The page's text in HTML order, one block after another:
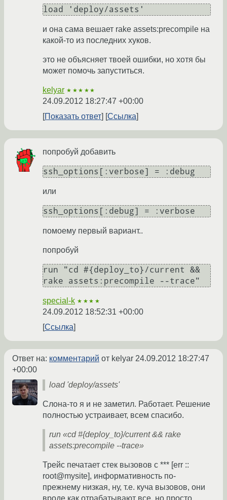
и она сама вешает rake assets:precompile на
какой-то из последних хуков.
это не объясняет твоей ошибки, но хотя бы
может помочь запуститься.
kelyar ★★★★★
24.09.2012 18:27:47 +00:00
Показать ответ
Ссылка
попробуй добавить
ssh_options[:verbose] = :debug
или
ssh_options[:debug] = :verbose
помоему первый вариант..
попробуй
run "cd #{deploy_to}/current &&
rake assets:precompile --trace"
special-k ★★★★
24.09.2012 18:52:31 +00:00
Ссылка
Ответ на: комментарий от kelyar 24.09.2012 18:27:47
+00:00
load 'deploy/assets'
Слона-то я и не заметил. Работает. Решение
полностью устраивает, всем спасибо.
run «cd #{deploy_to}/current && rake
assets:precompile --trace»
Трейс печатает стек вызовов с *** [err ::
root@mysite], информативность по-
прежнему низкая, ну, т.е. куча вызовов, они
вроде как отрабатывают все, но просто